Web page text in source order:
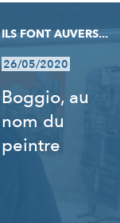
ILS FONT AUVERS...
26/05/2020
Boggio, au
nom du
peintre